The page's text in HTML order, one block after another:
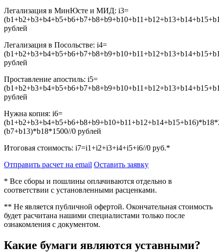
Легализация в МинЮсте и МИД: i3=
рублей
Легализация в Посольстве: i4=
рублей
Проставление апостиль: i5=
рублей
Нужна копия: i6=
(b7+b13)*b18*1500//0 рублей
Итоговая стоимость: i7=i1+i2+i3+i4+i5+i6//0 руб.*
Отправить расчет на email Оставить заявку
* Все сборы и пошлины оплачиваются отдельно в
соответствии с установленными расценками.
** Не является публичной офертой. Окончательная стоимость
будет расчитана нашими специалистами только после
ознакомления с документом.
Какие бумаги являются уставными?